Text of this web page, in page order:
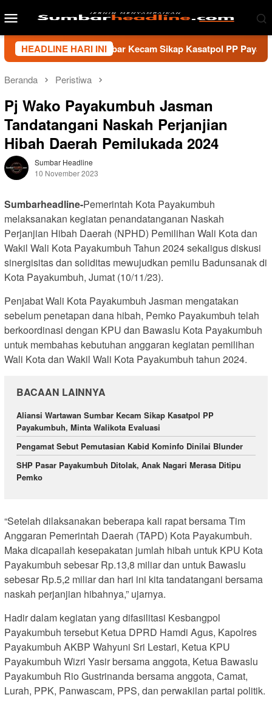
ke
Menu
Mobile
HEADLINE HARI INI
Sumbar Kecam Sikap Kasatpol PP Payakumbuh,
Beranda Peristiwa
Pj Wako Payakumbuh Jasman
Tandatangani Naskah Perjanjian
Hibah Daerah Pemilukada 2024
Sumbar Headline
10 November 2023
Sumbarheadline-Pemerintah Kota Payakumbuh
melaksanakan kegiatan penandatanganan Naskah
Perjanjian Hibah Daerah (NPHD) Pemilihan Wali Kota dan
Wakil Wali Kota Payakumbuh Tahun 2024 sekaligus diskusi
sinergisitas dan soliditas mewujudkan pemilu Badunsanak di
Kota Payakumbuh, Jumat (10/11/23).
Penjabat Wali Kota Payakumbuh Jasman mengatakan
sebelum penetapan dana hibah, Pemko Payakumbuh telah
berkoordinasi dengan KPU dan Bawaslu Kota Payakumbuh
untuk membahas kebutuhan anggaran kegiatan pemilihan
Wali Kota dan Wakil Wali Kota Payakumbuh tahun 2024.
BACAAN LAINNYA
Aliansi Wartawan Sumbar Kecam Sikap Kasatpol PP
Payakumbuh, Minta Walikota Evaluasi
Pengamat Sebut Pemutasian Kabid Kominfo Dinilai Blunder
SHP Pasar Payakumbuh Ditolak, Anak Nagari Merasa Ditipu
Pemko
“Setelah dilaksanakan beberapa kali rapat bersama Tim
Anggaran Pemerintah Daerah (TAPD) Kota Payakumbuh.
Maka dicapailah kesepakatan jumlah hibah untuk KPU Kota
Payakumbuh sebesar Rp.13,8 miliar dan untuk Bawaslu
sebesar Rp.5,2 miliar dan hari ini kita tandatangani bersama
naskah perjanjian hibahnya,” ujarnya.
Hadir dalam kegiatan yang difasilitasi Kesbangpol
Payakumbuh tersebut Ketua DPRD Hamdi Agus, Kapolres
Payakumbuh AKBP Wahyuni Sri Lestari, Ketua KPU
Payakumbuh Wizri Yasir bersama anggota, Ketua Bawaslu
Payakumbuh Rio Gustrinanda bersama anggota, Camat,
Lurah, PPK, Panwascam, PPS, dan perwakilan partai politik.